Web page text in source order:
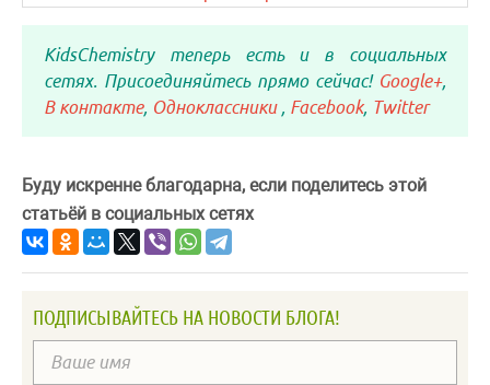
KidsChemistry теперь есть и в социальных
сетях. Присоединяйтесь прямо сейчас! Google+,
В контакте, Одноклассники , Facebook, Twitter
Буду искренне благодарна, если поделитесь этой
статьёй в социальных сетях
ПОДПИСЫВАЙТЕСЬ НА НОВОСТИ БЛОГА!